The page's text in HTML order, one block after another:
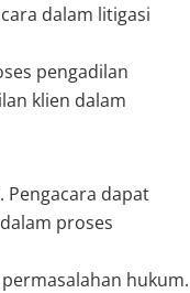
dalam litigasi
pengadilan
klien dalam
Pengacara dapat
proses
hukum.